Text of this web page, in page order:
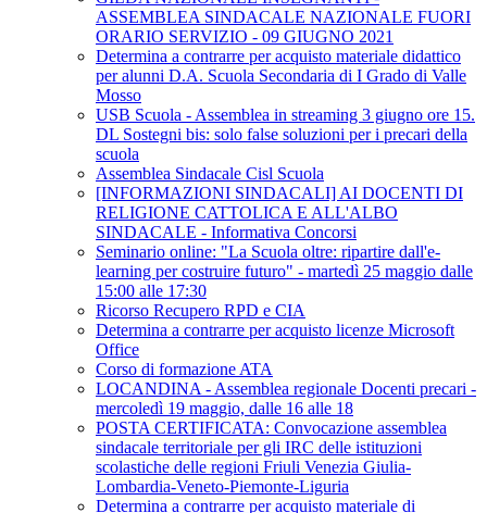
ASSEMBLEA SINDACALE NAZIONALE FUORI
ORARIO SERVIZIO - 09 GIUGNO 2021
Determina a contrarre per acquisto materiale didattico
per alunni D.A. Scuola Secondaria di I Grado di Valle
Mosso
USB Scuola - Assemblea in streaming 3 giugno ore 15.
DL Sostegni bis: solo false soluzioni per i precari della
scuola
Assemblea Sindacale Cisl Scuola
[INFORMAZIONI SINDACALI] AI DOCENTI DI
RELIGIONE CATTOLICA E ALL'ALBO
SINDACALE - Informativa Concorsi
Seminario online: "La Scuola oltre: ripartire dall'e-
learning per costruire futuro" - martedì 25 maggio dalle
15:00 alle 17:30
Ricorso Recupero RPD e CIA
Determina a contrarre per acquisto licenze Microsoft
Office
Corso di formazione ATA
LOCANDINA - Assemblea regionale Docenti precari -
mercoledì 19 maggio, dalle 16 alle 18
POSTA CERTIFICATA: Convocazione assemblea
sindacale territoriale per gli IRC delle istituzioni
scolastiche delle regioni Friuli Venezia Giulia-
Lombardia-Veneto-Piemonte-Liguria
Determina a contrarre per acquisto materiale di